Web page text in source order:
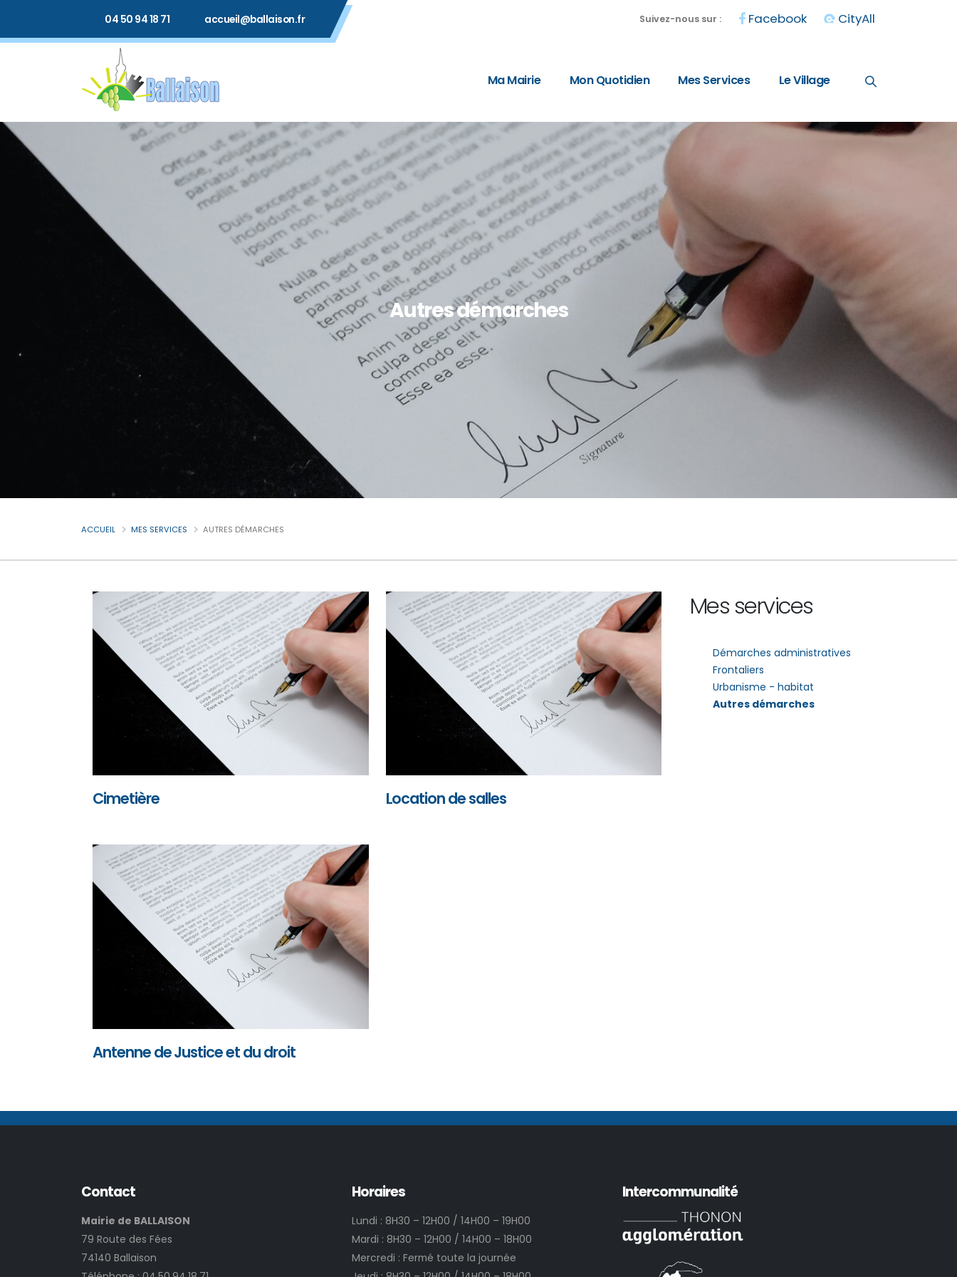
04 50 94 18 71 accueil@ballaison.fr Suivez-nous sur : Facebook CityAll
Ma Mairie Mon Quotidien Mes Services Le Village
Autres démarches
ACCUEIL MES SERVICES AUTRES DÉMARCHES
Cimetière Location de salles
Antenne de Justice et du droit
Mes services
Démarches administratives
Frontaliers
Urbanisme - habitat
Autres démarches
Contact
Mairie de BALLAISON
79 Route des Fées
74140 Ballaison
Horaires
Lundi : 8H30 – 12H00 / 14H00 – 19H00
Mardi : 8H30 – 12H00 / 14H00 – 18H00
Mercredi : Fermé toute la journée
Intercommunalité